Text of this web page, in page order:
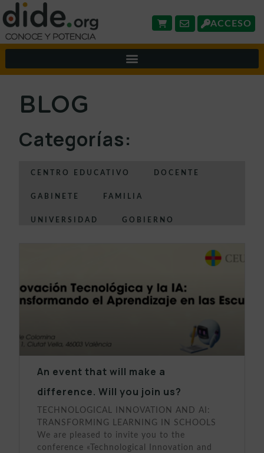
ACCESO
BLOG
Categorías:
CENTRO EDUCATIVO DOCENTE
GABINETE FAMILIA
UNIVERSIDAD GOBIERNO
An event that will make a
difference. Will you join us?
TECHNOLOGICAL INNOVATION AND AI:
TRANSFORMING LEARNING IN SCHOOLS
We are pleased to invite you to the
conference «Technological Innovation and